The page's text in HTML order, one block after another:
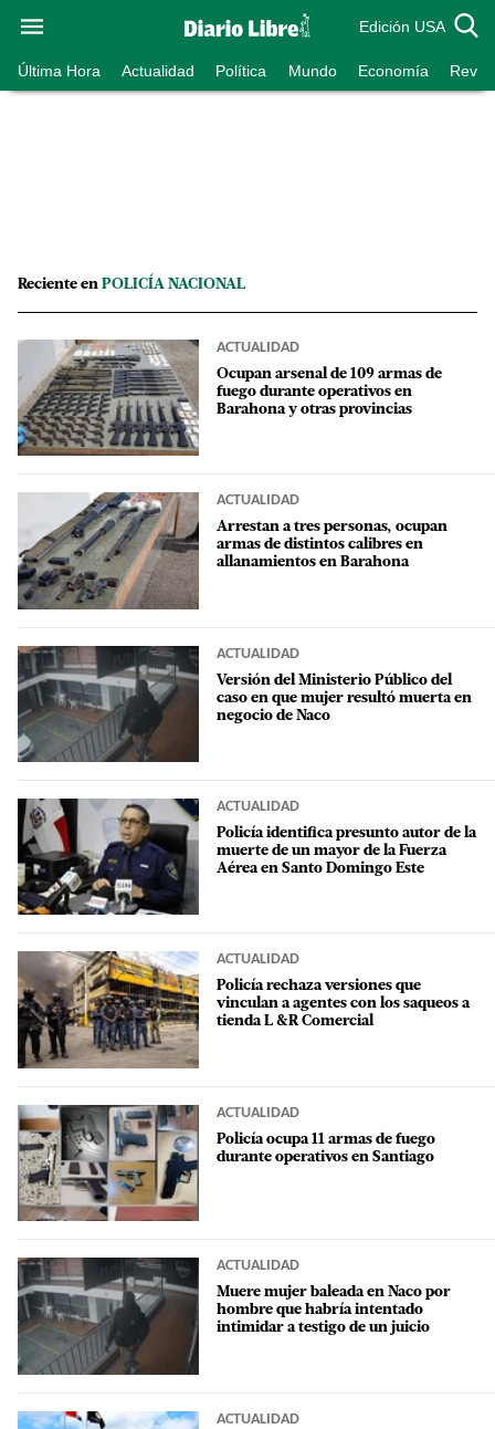
Edición USA
Última Hora Actualidad Política Mundo Economía
Reciente en POLICÍA NACIONAL
ACTUALIDAD
Ocupan arsenal de 109 armas de
fuego durante operativos en
Barahona y otras provincias
ACTUALIDAD
Arrestan a tres personas, ocupan
armas de distintos calibres en
allanamientos en Barahona
ACTUALIDAD
Versión del Ministerio Público del
caso en que mujer resultó muerta en
negocio de Naco
ACTUALIDAD
Policía identifica presunto autor de la
muerte de un mayor de la Fuerza
Aérea en Santo Domingo Este
ACTUALIDAD
Policía rechaza versiones que
vinculan a agentes con los saqueos a
tienda L &R Comercial
ACTUALIDAD
Policía ocupa 11 armas de fuego
durante operativos en Santiago
ACTUALIDAD
Muere mujer baleada en Naco por
hombre que habría intentado
intimidar a testigo de un juicio
ACTUALIDAD